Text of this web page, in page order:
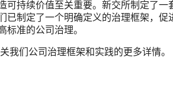
可持续价值至关重要。新交所制定了
已制定了一个明确定义的治理框架，
标准的公司治理。
我们公司治理框架和实践的更多详情。